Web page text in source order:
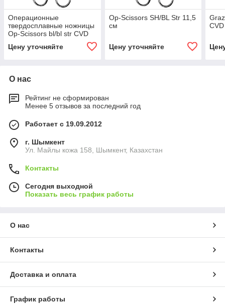
Операционные
твердосплавные ножницы
Op-Scissors bl/bl str CVD
Цену уточняйте
Op-Scissors SH/BL Str 11,5
см
Цену уточняйте
О нас
Рейтинг не сформирован
Менее 5 отзывов за последний год
Работает с 19.09.2012
г. Шымкент
Ул. Майлы кожа 158, Шымкент, Казахстан
Контакты
Сегодня выходной
Показать весь график работы
О нас
Контакты
Доставка и оплата
График работы